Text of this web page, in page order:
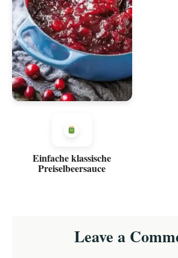
Einfache klassische
Preiselbeersauce
Interactions
Leave a